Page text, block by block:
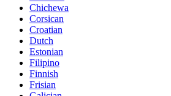
Chichewa
Corsican
Croatian
Dutch
Estonian
Filipino
Finnish
Frisian